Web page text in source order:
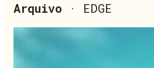
Arquivo · EDGE